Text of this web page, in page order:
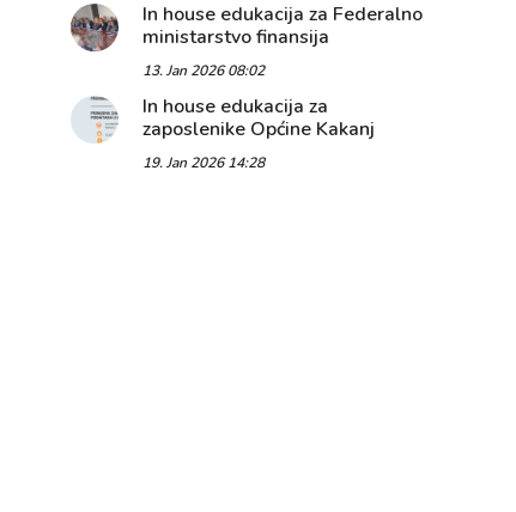
In house edukacija za Federalno
ministarstvo finansija
13. Jan 2026 08:02
In house edukacija za
zaposlenike Općine Kakanj
19. Jan 2026 14:28